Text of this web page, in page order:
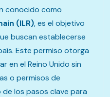
conocido como
(ILR), es el objetivo
buscan establecerse
Este permiso otorga
en el Reino Unido sin
o permisos de
los pasos clave para